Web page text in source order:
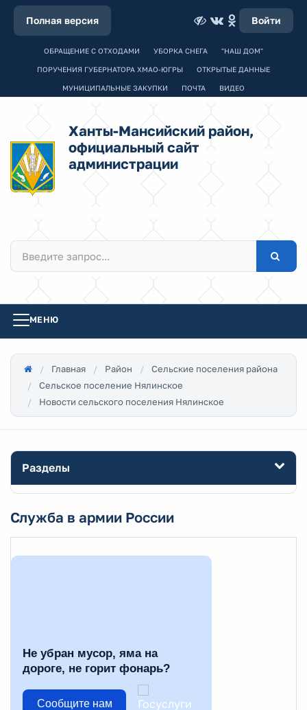
Полная версия Войти
ОБРАЩЕНИЕ С ОТХОДАМИ УБОРКА СНЕГА "НАШ ДОМ"
ПОРУЧЕНИЯ ГУБЕРНАТОРА ХМАО-ЮГРЫ ОТКРЫТЫЕ ДАННЫЕ
МУНИЦИПАЛЬНЫЕ ЗАКУПКИ ПОЧТА ВИДЕО
Ханты-Мансийский район,
официальный сайт
администрации
МЕНЮ
Главная Район
Сельские поселения района
Сельское поселение Нялинское
Новости сельского поселения Нялинское
Разделы
Служба в армии России
Не убран мусор, яма на
дороге, не горит фонарь?
Сообщите нам